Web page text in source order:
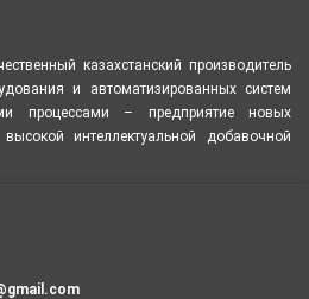
казахстанский производитель
и автоматизированных систем
процессами – предприятие новых
интеллектуальной добавочной